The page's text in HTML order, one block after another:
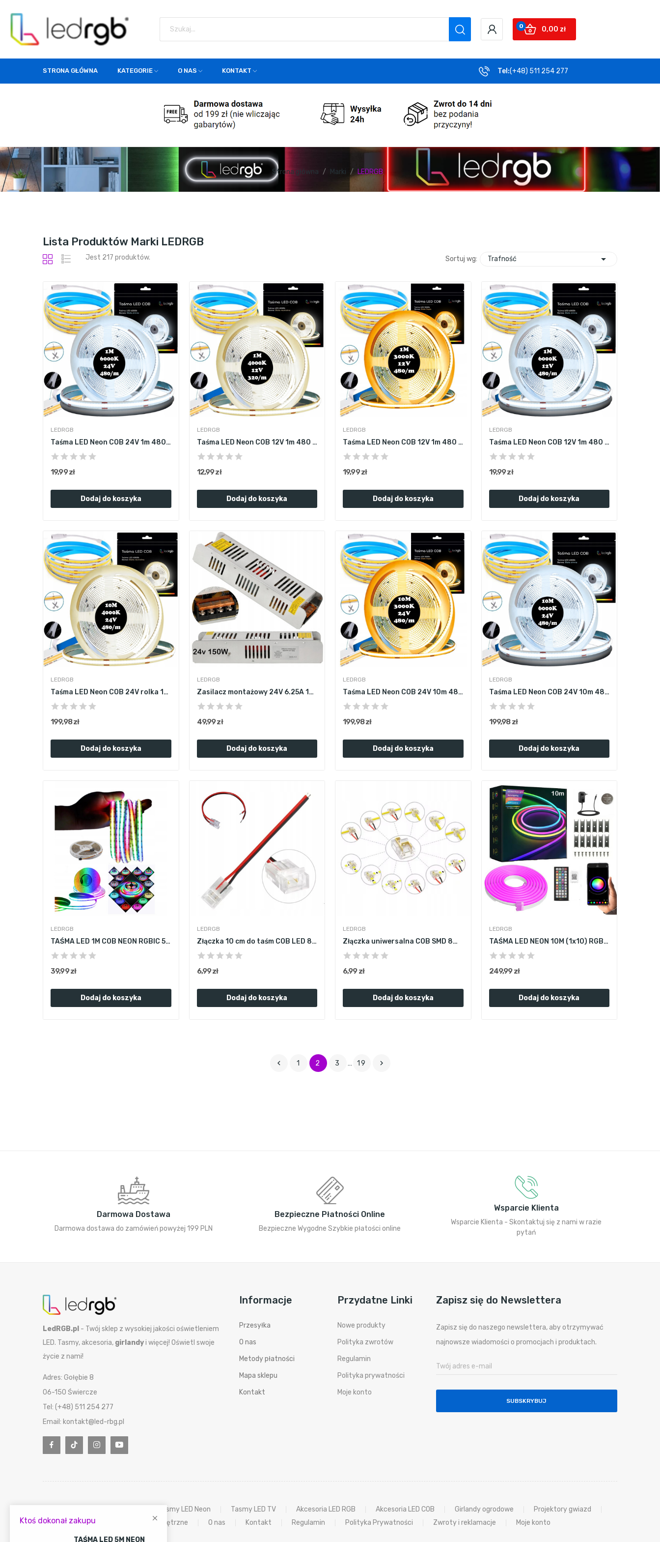
0,00 zł
0
STRONA GŁÓWNA KATEGORIE O NAS KONTAKT Tel:(+48) 511 254 277
Strona główna Marki LEDRGB
Lista Produktów Marki LEDRGB
Jest 217 produktów. Sortuj wg: Trafność 
LEDRGB
Taśma LED Neon COB 24V 1m 480 Diod 6000K BIAŁA...
19,99 zł
Dodaj do koszyka
LEDRGB
Taśma LED Neon COB 12V 1m 480 diod 4000K BIAŁA...
12,99 zł
Dodaj do koszyka
LEDRGB
Taśma LED Neon COB 12V 1m 480 diod 3000K BIAŁA...
19,99 zł
Dodaj do koszyka
LEDRGB
Taśma LED Neon COB 12V 1m 480 diod 6000K BIAŁA...
19,99 zł
Dodaj do koszyka
LEDRGB
Taśma LED Neon COB 24V rolka 10m 480/m 4000K...
199,98 zł
Dodaj do koszyka
LEDRGB
Zasilacz montażowy 24V 6.25A 150W do LED...
49,99 zł
Dodaj do koszyka
LEDRGB
Taśma LED Neon COB 24V 10m 480 diod 3000K BIAŁA...
199,98 zł
Dodaj do koszyka
LEDRGB
Taśma LED Neon COB 24V 10m 480 Diod 6000K BIAŁA...
199,98 zł
Dodaj do koszyka
LEDRGB
TAŚMA LED 1M COB NEON RGBIC 576 LED/M WS2811...
39,99 zł
Dodaj do koszyka
LEDRGB
Złączka 10 cm do taśm COB LED 8mm łącznik...
6,99 zł
Dodaj do koszyka
LEDRGB
Złączka uniwersalna COB SMD 8mm prosta kątowa...
6,99 zł
Dodaj do koszyka
LEDRGB
TAŚMA LED NEON 10M (1x10) RGB BLUETOOTH...
249,99 zł
Dodaj do koszyka
 1 2 3 … 19 
Darmowa Dostawa
Darmowa dostawa do zamówień powyżej 199 PLN
Bezpieczne Płatności Online
Bezpieczne Wygodne Szybkie płatości online
Wsparcie Klienta
Wsparcie Klienta - Skontaktuj się z nami w razie
pytań
LedRGB.pl - Twój sklep z wysokiej jakości oświetleniem
LED. Tasmy, akcesoria, girlandyi więcej! Oświetl swoje
życie z nami!
Adres: Gołębie 8
06-150 Świercze
Tel: (+48) 511 254 277
Email: kontakt@led-rbg.pl
Informacje
Przesyłka
O nas
Metody płatności
Mapa sklepu
Kontakt
Przydatne Linki
Nowe produkty
Polityka zwrotów
Regulamin
Polityka prywatności
Moje konto
Zapisz się do Newslettera
Zapisz się do naszego newslettera, aby otrzymywać
najnowsze wiadomości o promocjach i produktach.
SUBSKRYBUJ
Tasmy LED Neon Tasmy LED TV Akcesoria LED RGB Akcesoria LED COB Girlandy ogrodowe
Projektory gwiazd
Oswietlenie wewnętrzne
O nas Kontakt Regulamin Polityka Prywatności Zwroty i reklamacje Moje konto
Ktoś dokonał zakupu
TAŚMA LED 5M NEON